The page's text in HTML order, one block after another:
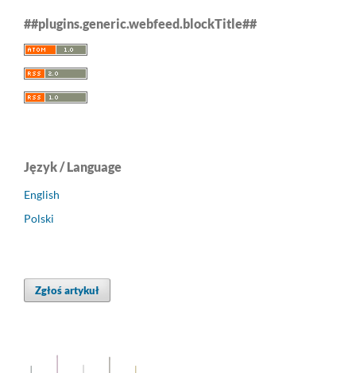
##plugins.generic.webfeed.blockTitle##
Język / Language
English
Polski
Zgłoś artykuł